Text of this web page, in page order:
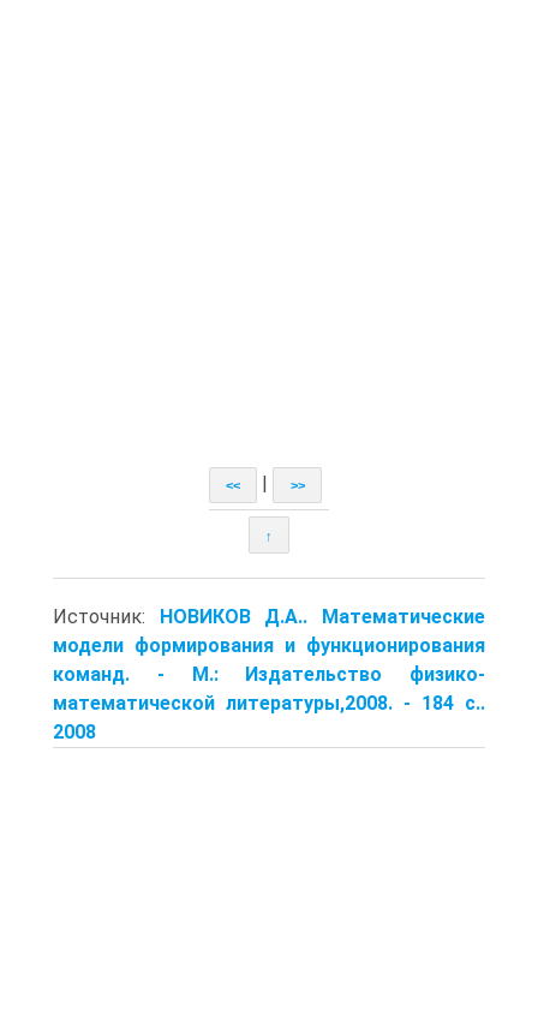
<< >>
↑
Источник: НОВИКОВ Д.А.. Математические
модели формирования и функционирования
команд. - М.: Издательство физико-
математической литературы,2008. - 184 с..
2008